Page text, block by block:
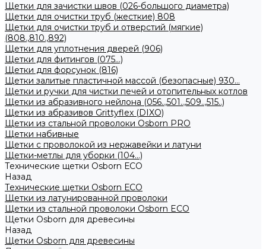
Щетки для зачистки швов (026-большого диаметра)
Щетки для очистки труб (жесткие) 808
Щетки для очистки труб и отверстий (мягкие)
(808.,810.,892)
Щетки для уплотнения дверей (906)
Щетки для фитингов (075...)
Щетки для форсунок (816)
Щетки залитые пластичной массой (безопасные) 930...
Щетки и ручки для чистки печей и отопительных котлов
Щетки из абразивного нейлона (056..,501..,509..,515..)
Щетки из абразивов Grittyflex (DIXO)
Щетки из стальной проволоки Osborn PRO
Щетки набивные
Щетки с проволокой из нержавейки и латуни
Щетки-метлы для уборки (104...)
Технические щетки Osborn ЕСО
Назад
Технические щетки Osborn ЕСО
Щетки из латунированной проволоки
Щетки из стальной проволоки Osborn ECO
Щетки Osborn для древесины
Назад
Щетки Osborn для древесины